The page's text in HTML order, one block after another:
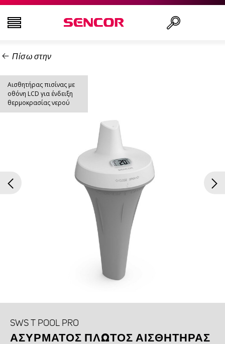
ΤΗΛΕΟΡΆΣΕΙΣ
ΕΙΚΌΝΑ & ΉΧΟΣ
ΟΙΚΙΑΚΌΣ ΕΞΟΠΛΙΣΜΌΣ
ΝΟΙΚΟΚΥΡΙΌ
ΥΓΕΊΑ ΚΑΙ ΟΜΟΡΦΙΆ
ΕΊΔΗ ΓΡΑΦΕΊΟΥ ΚΑΙ ΚΑΛΏΔΙΑ
Πίσω στην
Αισθητήρας πισίνας με
οθόνη LCD για ένδειξη
θερμοκρασίας νερού
SWS T POOL PRO